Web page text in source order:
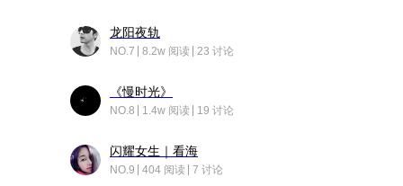
龙阳夜轨
NO.7 8.2w 阅读 23 讨论
《慢时光》
NO.8 1.4w 阅读 19 讨论
闪耀女生｜看海
NO.9 404 阅读 7 讨论